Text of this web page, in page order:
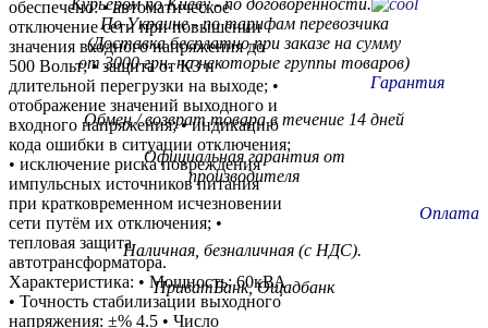
Курьером по Киеву - по договоренности.
По Украине - по тарифам перевозчика
(Доставка бесплатно при заказе на сумму
от 3000 грн. на некоторые группы товаров)
Гарантия
Обмен / возврат товара в течение 14 дней
Официальная гарантия от
производителя
Оплата
Наличная, безналичная (с НДС).
ПриватБанк, Ощадбанк
обеспечено: • автоматическое
отключение сети при повышении
значения входного напряжения до
500 Вольт; • защита от КЗ и
длительной перегрузки на выходе; •
отображение значений выходного и
входного напряжения; • индикацию
кода ошибки в ситуации отключения;
• исключение риска повреждения
импульсных источников питания
при кратковременном исчезновении
сети путём их отключения; •
тепловая защита
автотрансформатора.
Характеристика: • Мощность: 60кВА
• Точность стабилизации выходного
напряжения: ±% 4.5 • Число